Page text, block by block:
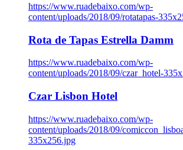
https://www.ruadebaixo.com/wp-
content/uploads/2018/09/rotatapas-
Rota de Tapas Estrella Damm
https://www.ruadebaixo.com/wp-
content/uploads/2018/09/czar_hotel-
Czar Lisbon Hotel
https://www.ruadebaixo.com/wp-
content/uploads/2018/09/
335x256.jpg